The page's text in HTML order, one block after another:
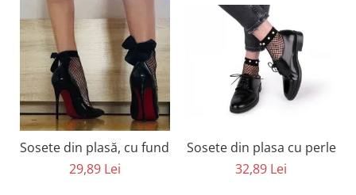
Sosete din plasă, cu fundiță neagra
29,89 Lei
Sosete din plasa cu perle
32,89 Lei